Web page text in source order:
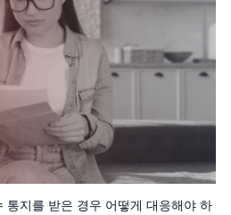
통지를 받은 경우 어떻게 대응해야 하